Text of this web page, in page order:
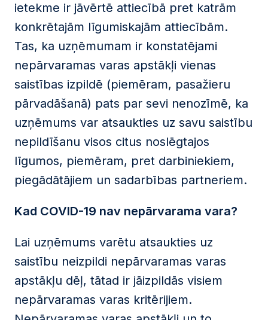
ietekme ir jāvērtē attiecībā pret katrām
konkrētajām līgumiskajām attiecībām.
Tas, ka uzņēmumam ir konstatējami
nepārvaramas varas apstākļi vienas
saistības izpildē (piemēram, pasažieru
pārvadāšanā) pats par sevi nenozīmē, ka
uzņēmums var atsaukties uz savu saistību
nepildīšanu visos citus noslēgtajos
līgumos, piemēram, pret darbiniekiem,
piegādātājiem un sadarbības partneriem.
Kad COVID-19 nav nepārvarama vara?
Lai uzņēmums varētu atsaukties uz
saistību neizpildi nepārvaramas varas
apstākļu dēļ, tātad ir jāizpildās visiem
nepārvaramas varas kritērijiem.